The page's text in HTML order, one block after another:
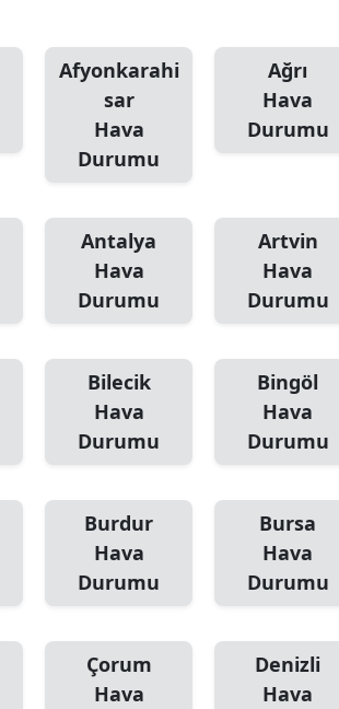
Afyonkarahi
sar
Hava
Durumu
Ağrı
Hava
Durumu
Antalya
Hava
Durumu
Artvin
Hava
Durumu
Bilecik
Hava
Durumu
Bingöl
Hava
Durumu
Burdur
Hava
Durumu
Bursa
Hava
Durumu
Çorum
Hava
Denizli
Hava